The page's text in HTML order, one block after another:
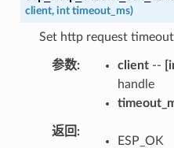
client, int timeout_ms)
Set http request
参数 client--
handle
返回
ESP_OK